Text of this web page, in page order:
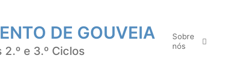
DE GOUVEIA
e 3.º Ciclos
Sobre
nós